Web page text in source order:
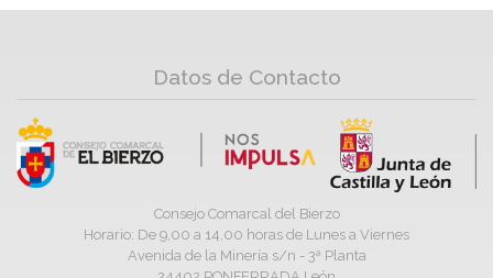
Datos de Contacto
Consejo Comarcal del Bierzo
Horario: De 9,00 a 14,00 horas de Lunes a Viernes
Avenida de la Minería s/n - 3ª Planta